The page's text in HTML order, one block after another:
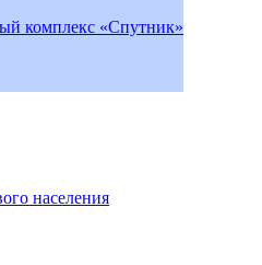
комплекс «Спутник»
населения